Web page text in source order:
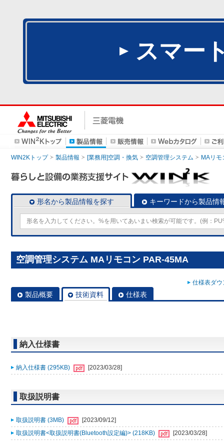
スマー
WIN2Kトップ 製品情報 [業務用]空調・換気 空調管理システム MAリモ
形名から製品情報を探す キーワードから製品情
空調管理システム MAリモコン PAR-45MA
仕様表ダ
製品概要 技術資料 仕様表
納入仕様書
納入仕様書 (295KB) [2023/03/28]
取扱説明書
取扱説明書 (3MB)
[2023/09/12]
取扱説明書<取扱説明書(Bluetooth設定編)> (218KB)
[2023/03/28]